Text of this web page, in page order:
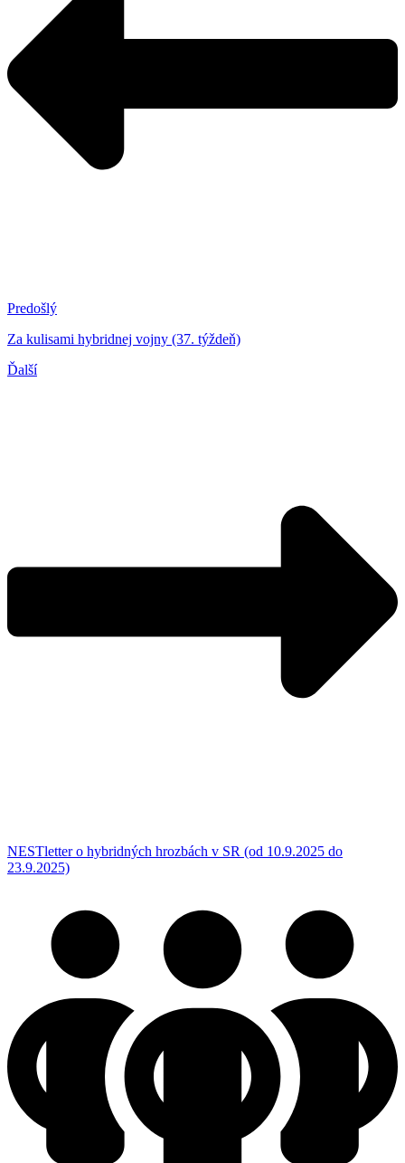
Predošlý
Za kulisami hybridnej vojny (37. týždeň)
Ďalší
NESTletter o hybridných hrozbách v SR (od 10.9.2025 do
23.9.2025)